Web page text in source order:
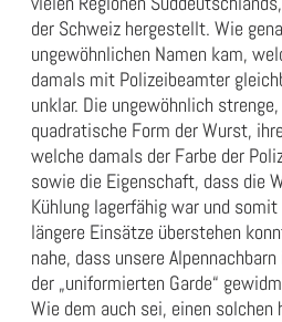
der Schweiz hergestellt. Wie
ungewöhnlichen Namen kam,
damals mit Polizeibeamter
unklar. Die ungewöhnlich
quadratische Form der Wurst,
welche damals der Farbe der
sowie die Eigenschaft, dass die
Kühlung lagerfähig war und
längere Einsätze überstehen
nahe, dass unsere
der „uniformierten Garde“
Wie dem auch sei, einen solchen